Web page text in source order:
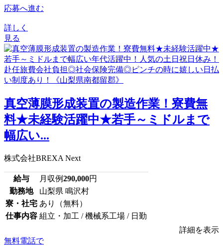
応募へ進む
詳しく
見る
真空薄膜形成装置の製造作業！寮費無
料★未経験活躍中★若手～ミドルまで
幅広い...
株式会社BREXA Next
給与 月収例290,000円
勤務地
山梨県 鳴沢村
寮・社宅 あり（無料）
仕事内容 組立・加工 / 機械系工場 / 日勤
詳細を表示
無料電話で